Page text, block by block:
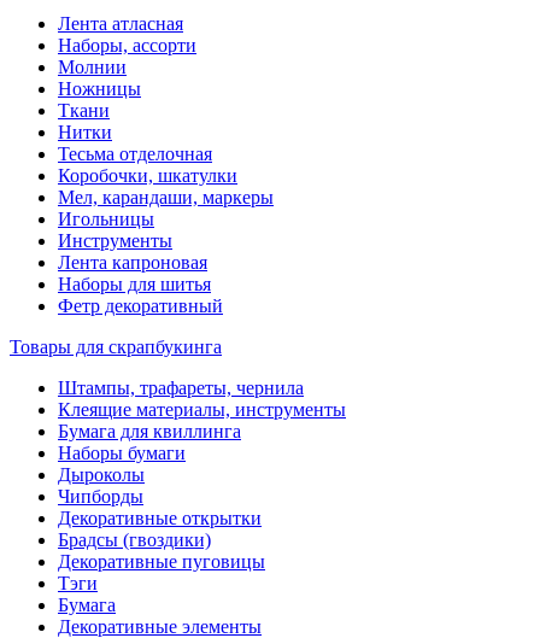
Лента атласная
Наборы, ассорти
Молнии
Ножницы
Ткани
Нитки
Тесьма отделочная
Коробочки, шкатулки
Мел, карандаши, маркеры
Игольницы
Инструменты
Лента капроновая
Наборы для шитья
Фетр декоративный
Товары для скрапбукинга
Штампы, трафареты, чернила
Клеящие материалы, инструменты
Бумага для квиллинга
Наборы бумаги
Дыроколы
Чипборды
Декоративные открытки
Брадсы (гвоздики)
Декоративные пуговицы
Тэги
Бумага
Декоративные элементы